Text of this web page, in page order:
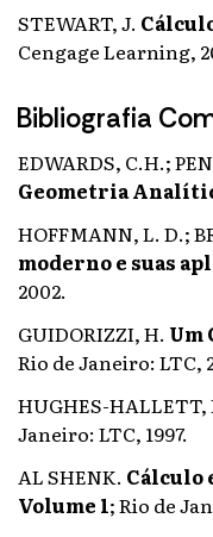
STEWART, J.
Cengage Learning,
Bibliografia
Geometria
moderno e suas
2002.
GUIDORIZZI, H. Um
Rio de Janeiro: LTC,
HUGHES-
Janeiro: LTC, 1997.
AL SHENK. Cálculo
Volume 1;Rio de